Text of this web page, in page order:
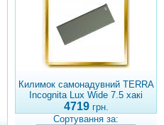
Килимок самонадувний TERRA
Incognita Lux Wide 7.5 хакі
4719грн.
Сортування за: